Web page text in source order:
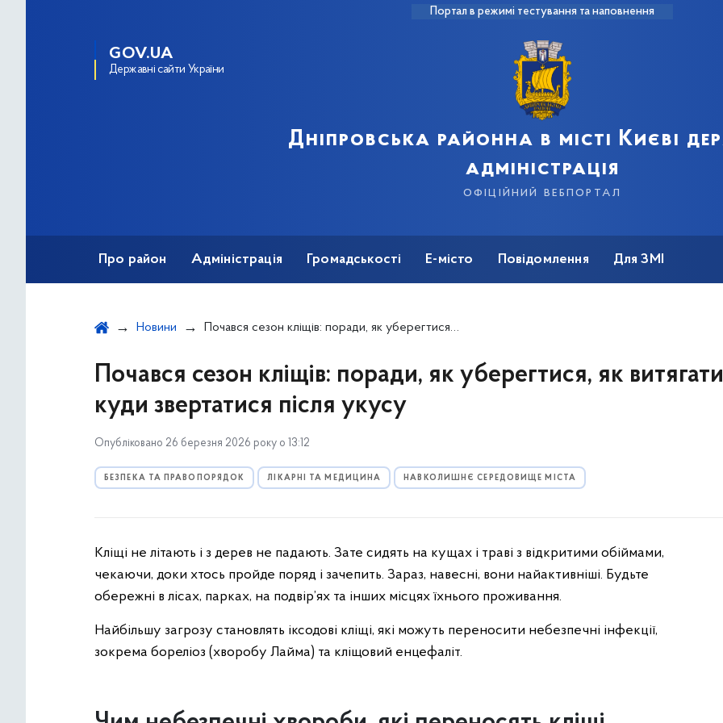
Портал в режимі тестування та наповнення
GOV.UA
Державні сайти України
Дніпровська районна в місті Києві
адміністрація
офіційний вебпортал
Про район Адміністрація Громадськості Е-місто Повідомлення Для ЗМІ
Новини Почався сезон кліщів: поради, як уберегтися, як витягати, куди звертатися після укусу
Почався сезон кліщів: поради, як уберегтися, як
куди звертатися після укусу
Опубліковано 26 березня 2026 року о 13:12
БЕЗПЕКА ТА ПРАВОПОРЯДОК ЛІКАРНІ ТА МЕДИЦИНА НАВКОЛИШНЄ СЕРЕДОВИЩЕ МІСТА
Кліщі не літають і з дерев не падають. Зате сидять на кущах і траві з відкритими обіймами,
чекаючи, доки хтось пройде поряд і зачепить. Зараз, навесні, вони найактивніші. Будьте
обережні в лісах, парках, на подвір’ях та інших місцях їхнього проживання.
Найбільшу загрозу становлять іксодові кліщі, які можуть переносити небезпечні інфекції,
зокрема бореліоз (хворобу Лайма) та кліщовий енцефаліт.